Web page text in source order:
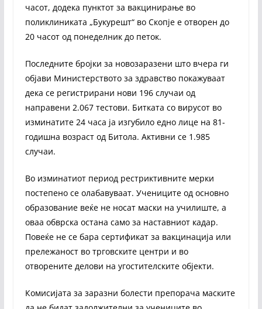
часот, додека пунктот за вакцинирање во
поликлиниката „Букурешт“ во Скопје е отворен до
20 часот од понеделник до петок.
Последните бројки за новозаразени што вчера ги
објави Министерството за здравство покажуваат
дека се регистрирани нови 196 случаи од
направени 2.067 тестови. Битката со вирусот во
изминатите 24 часа ја изгубило едно лице на 81-
годишна возраст од Битола. Активни се 1.985
случаи.
Во изминатиот период рестриктивните мерки
постепено се олабавуваат. Учениците од основно
образование веќе не носат маски на училиште, а
оваа обврска остана само за наставниот кадар.
Повеќе не се бара сертификат за вакцинација или
прележаност во трговските центри и во
отворените делови на угостителските објекти.
Комисијата за заразни болести препорача маските